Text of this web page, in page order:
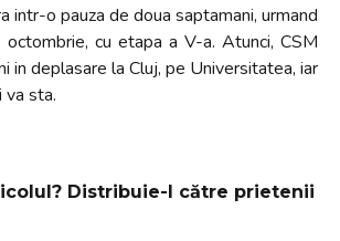
intr-o pauza de doua saptamani, urmand
cu etapa a V-a. Atunci, CSM
in deplasare la Cluj, pe Universitatea, iar
va sta.
Distribuie-l către prietenii